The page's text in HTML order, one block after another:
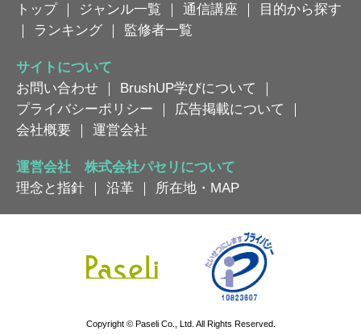
トップ｜ ジャンル一覧 ｜ 通信講座 ｜
目的から探す
｜
ランキング ｜ 監修者一覧
サイトについて
お問い合わせ ｜ BrushUP学びについて
｜
プライバシーポリシー ｜ 広告掲載について
｜
会社概要 ｜ 運営会社
運営会社 株式会社パセリについて
理念と指針 ｜ 沿革 ｜ 所在地・MAP
Copyright © Paseli Co., Ltd. All Rights Reserved.